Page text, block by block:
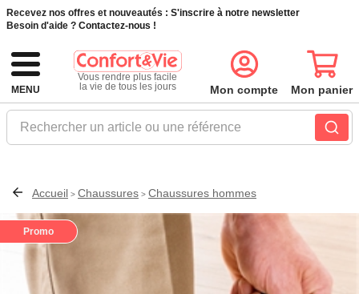
Recevez nos offres et nouveautés : S'inscrire à notre newsletter
Besoin d'aide ? Contactez-nous !
MENU
Vous rendre plus facile
la vie de tous les jours
Rechercher un article ou une référence
Mon compte Mon panier
Accueil > Chaussures > Chaussures hommes
Promo